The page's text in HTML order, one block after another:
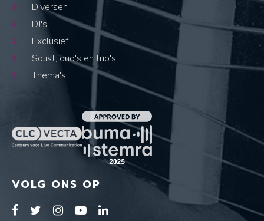
Diversen
DJ's
Exclusief
Solist, duo's en trio's
Thema's
VOLG ONS OP